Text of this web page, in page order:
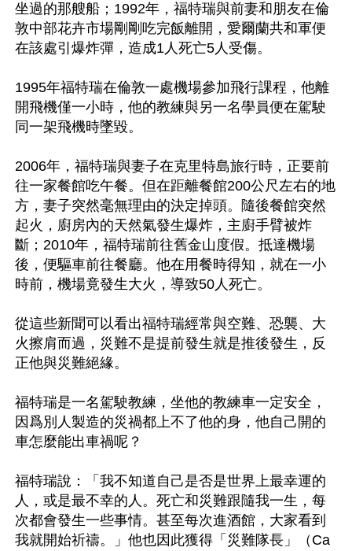
坐過的那艘船；1992年，福特瑞與前妻和朋友在倫
敦中部花卉市場剛剛吃完飯離開，愛爾蘭共和軍便
在該處引爆炸彈，造成1人死亡5人受傷。
1995年福特瑞在倫敦一處機場參加飛行課程，他離
開飛機僅一小時，他的教練與另一名學員便在駕駛
同一架飛機時墜毀。
2006年，福特瑞與妻子在克里特島旅行時，正要前
往一家餐館吃午餐。但在距離餐館200公尺左右的地
方，妻子突然毫無理由的決定掉頭。隨後餐館突然
起火，廚房內的天然氣發生爆炸，主廚手臂被炸
斷；2010年，福特瑞前往舊金山度假。抵達機場
後，便驅車前往餐廳。他在用餐時得知，就在一小
時前，機場竟發生大火，導致50人死亡。
從這些新聞可以看出福特瑞經常與空難、恐襲、大
火擦肩而過，災難不是提前發生就是推後發生，反
正他與災難絕緣。
福特瑞是一名駕駛教練，坐他的教練車一定安全，
因爲別人製造的災禍都上不了他的身，他自己開的
車怎麼能出車禍呢？
福特瑞說：「我不知道自己是否是世界上最幸運的
人，或是最不幸的人。死亡和災難跟隨我一生，每
次都會發生一些事情。甚至每次進酒館，大家看到
我就開始祈禱。」他也因此獲得「災難隊長」（Ca